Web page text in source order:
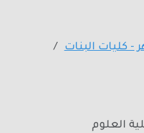
- كليات البنات
العلوم